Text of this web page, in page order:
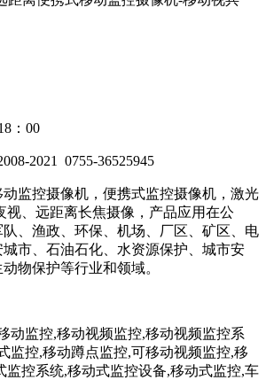
：00
2021 0755-36525945
监控摄像机，便携式监控摄像机，激光
视、远距离长焦摄像，产品应用在公
、渔政、环保、机场、厂区、矿区、电
市、石油石化、水资源保护、城市安
物保护等行业和领域。
动监控,移动视频监控,移动视频监控系
监控,移动蹲点监控,可移动视频监控,移
监控系统,移动式监控设备,移动式监控,车